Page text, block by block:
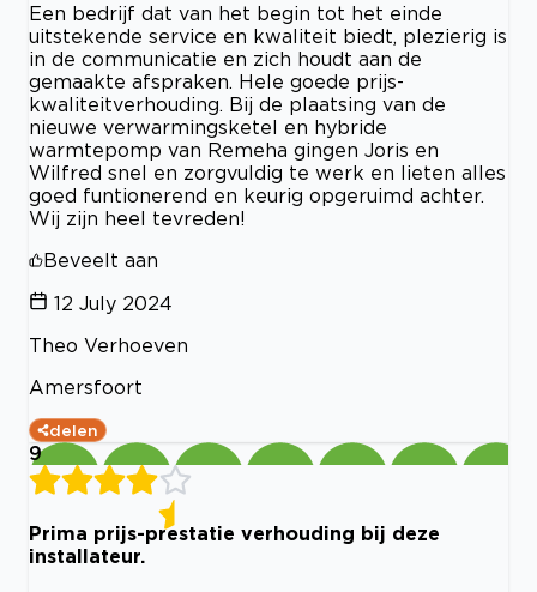
Een bedrijf dat van het begin tot het einde
uitstekende service en kwaliteit biedt, plezierig is
in de communicatie en zich houdt aan de
gemaakte afspraken. Hele goede prijs-
kwaliteitverhouding. Bij de plaatsing van de
nieuwe verwarmingsketel en hybride
warmtepomp van Remeha gingen Joris en
Wilfred snel en zorgvuldig te werk en lieten alles
goed funtionerend en keurig opgeruimd achter.
Wij zijn heel tevreden!
Beveelt aan
12 July 2024
Theo Verhoeven
Amersfoort
delen
9
Prima prijs-prestatie verhouding bij deze
installateur.